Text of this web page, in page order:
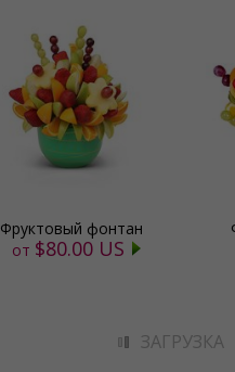
Фруктовый фонтан
от $80.00 US
ЗАГРУЗКА